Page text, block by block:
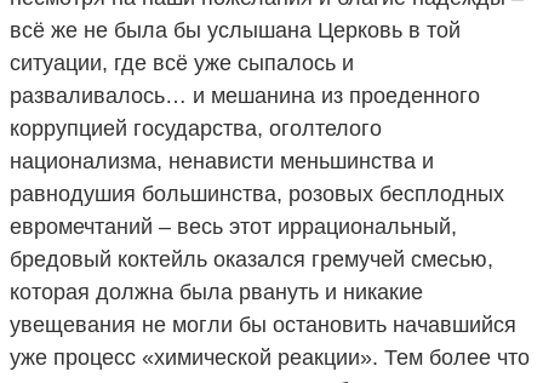
всё же не была бы услышана Церковь в той
ситуации, где всё уже сыпалось и
разваливалось… и мешанина из проеденного
коррупцией государства, оголтелого
национализма, ненависти меньшинства и
равнодушия большинства, розовых бесплодных
евромечтаний – весь этот иррациональный,
бредовый коктейль оказался гремучей смесью,
которая должна была рвануть и никакие
увещевания не могли бы остановить начавшийся
уже процесс «химической реакции». Тем более что